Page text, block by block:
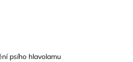
psího hlavolamu